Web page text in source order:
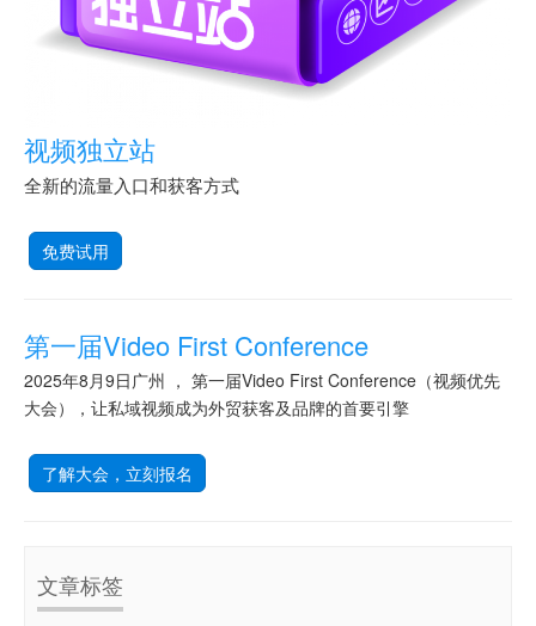
视频独立站
全新的流量入口和获客方式
免费试用
第一届Video First Conference
2025年8月9日广州 ， 第一届Video First Conference（视频优先
大会），让私域视频成为外贸获客及品牌的首要引擎
了解大会，立刻报名
文章标签